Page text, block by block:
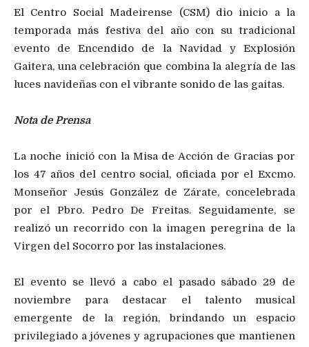
El Centro Social Madeirense (CSM) dio inicio a la
temporada más festiva del año con su tradicional
evento de Encendido de la Navidad y Explosión
Gaitera, una celebración que combina la alegría de las
luces navideñas con el vibrante sonido de las gaitas.
Nota de Prensa
La noche inició con la Misa de Acción de Gracias por
los 47 años del centro social, oficiada por el Excmo.
Monseñor Jesús González de Zárate, concelebrada
por el Pbro. Pedro De Freitas. Seguidamente, se
realizó un recorrido con la imagen peregrina de la
Virgen del Socorro por las instalaciones.
​El evento se llevó a cabo el pasado sábado 29 de
noviembre para destacar el talento musical
emergente de la región, brindando un espacio
privilegiado a jóvenes y agrupaciones que mantienen